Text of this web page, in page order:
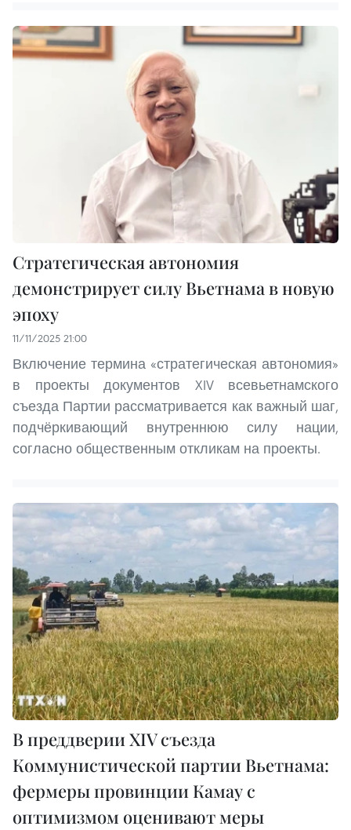
Стратегическая автономия
демонстрирует силу Вьетнама в новую
эпоху
11/11/2025 21:00
Включение термина «стратегическая автономия»
в проекты документов XIV всевьетнамского
съезда Партии рассматривается как важный шаг,
подчёркивающий внутреннюю силу нации,
согласно общественным откликам на проекты.
В преддверии XIV съезда
Коммунистической партии Вьетнама:
фермеры провинции Камау с
оптимизмом оценивают меры